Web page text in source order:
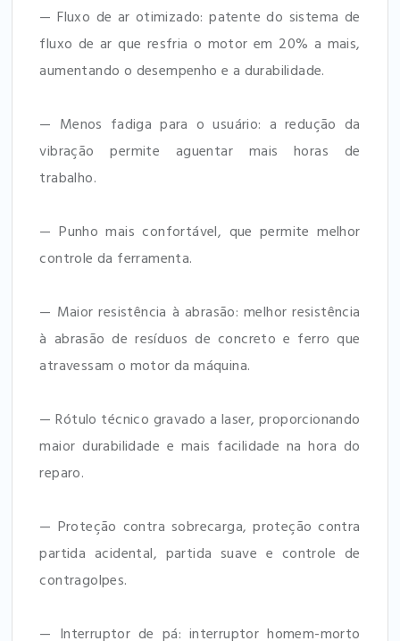
— Fluxo de ar otimizado: patente do sistema de
fluxo de ar que resfria o motor em 20% a mais,
aumentando o desempenho e a durabilidade.
— Menos fadiga para o usuário: a redução da
vibração permite aguentar mais horas de
trabalho.
— Punho mais confortável, que permite melhor
controle da ferramenta.
— Maior resistência à abrasão: melhor resistência
à abrasão de resíduos de concreto e ferro que
atravessam o motor da máquina.
— Rótulo técnico gravado a laser, proporcionando
maior durabilidade e mais facilidade na hora do
reparo.
— Proteção contra sobrecarga, proteção contra
partida acidental, partida suave e controle de
contragolpes.
— Interruptor de pá: interruptor homem-morto